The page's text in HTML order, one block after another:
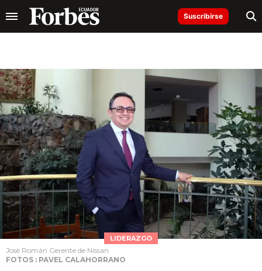
Suscribirse
LIDERAZGO
Josè Romàn Gerente de Nissan
FOTOS : PAVEL CALAHORRANO